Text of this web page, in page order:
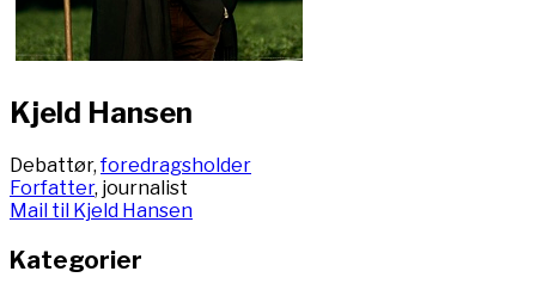
Kjeld Hansen
Debattør,foredragsholder
Forfatter, journalist
Mail til Kjeld Hansen
Kategorier